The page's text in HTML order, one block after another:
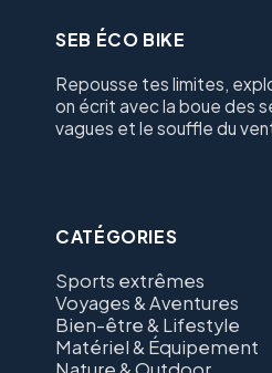
SEB ÉCO BIKE
Repousse tes limites,
on écrit avec la boue des
vagues et le souffle du
CATÉGORIES
Sports extrêmes
Voyages & Aventures
Bien-être & Lifestyle
Matériel & Équipement